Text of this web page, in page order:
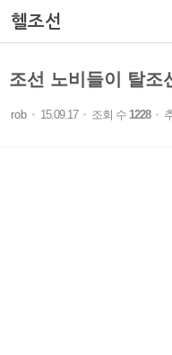
헬조선
조선 노비들이 탈조
rob 15.09.17 조회 수 1228